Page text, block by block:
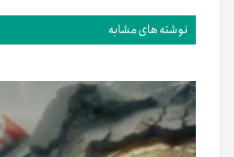
نوشته های مشابه